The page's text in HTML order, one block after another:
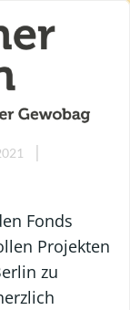
|
Fonds
Projekten
zu